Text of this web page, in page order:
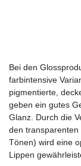
Bei den
farbintensive
pigmentierte,
geben ein gutes
Glanz. Durch die
den
Tönen) wird eine
Lippen